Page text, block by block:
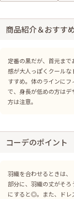
商品紹介＆おすす
定番の黒だが、首元ま
感が大人っぽくクール
すすめ。体のラインに
で、身長が低めの方は
方は注意。
コーデのポイント
羽織を合わせるときは
部分に、羽織の丈がそろ
にすると◎。また、ドレ